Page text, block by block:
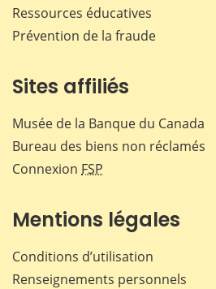
Ressources éducatives
Prévention de la fraude
Sites affiliés
Musée de la Banque du Canada
Bureau des biens non réclamés
Connexion FSP
Mentions légales
Conditions d’utilisation
Renseignements personnels